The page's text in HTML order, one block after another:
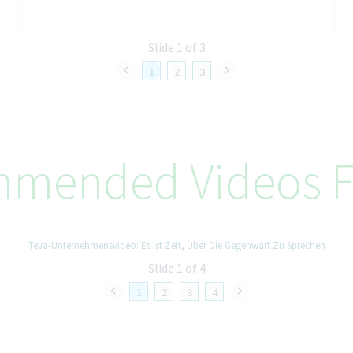
1 2 3
Slide 1 of 3
Videos
1 2 3 4
Teva-Unternehmensvideo: Es Ist Zeit, Über Die Gegenwart Zu Sprechen
Slide 1 of 4